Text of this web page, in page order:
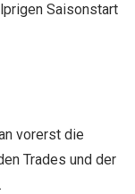
Saisonstart
vorerst die
Trades und der